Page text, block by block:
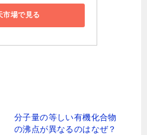
市場で見る
分子量の等しい有機化合物
の沸点が異なるのはなぜ？